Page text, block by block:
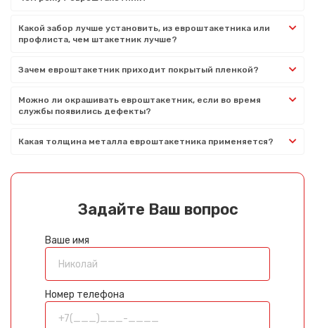
Какой забор лучше установить, из евроштакетника или
профлиста, чем штакетник лучше?
Зачем евроштакетник приходит покрытый пленкой?
Можно ли окрашивать евроштакетник, если во время
службы появились дефекты?
Какая толщина металла евроштакетника применяется?
Задайте Ваш вопрос
Ваше имя
Номер телефона